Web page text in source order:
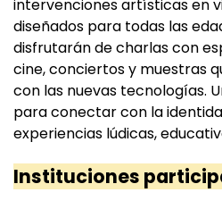
intervenciones artísticas en
diseñados para todas las
disfrutarán de charlas con
cine, conciertos y muestras
con las nuevas tecnologías.
para conectar con la
experiencias lúdicas,
Instituciones